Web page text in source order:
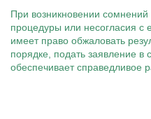
При возникновении сомнений
процедуры или несогласия с
имеет право обжаловать
порядке, подать заявление в
обеспечивает справедливое